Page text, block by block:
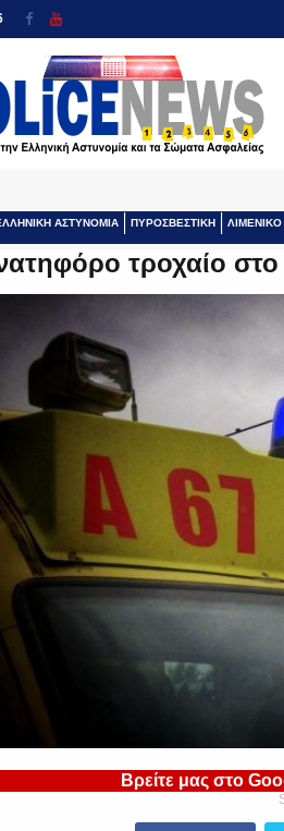
ΑΣΤΥΝΟΜΙΑ ΠΥΡΟΣΒΕΣΤΙΚΗ ΛΙΜΕΝΙΚΟ
τροχαίο στο
Βρείτε μας στο